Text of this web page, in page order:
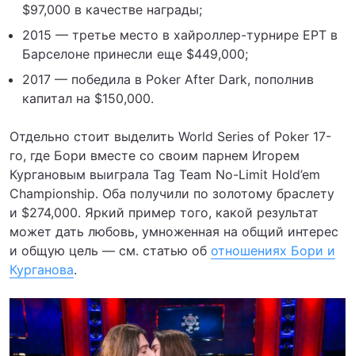
$97,000 в качестве награды;
2015 — третье место в хайроллер-турнире EPT в
Барселоне принесли еще $449,000;
2017 — победила в Poker After Dark, пополнив
капитал на $150,000.
Отдельно стоит выделить World Series of Poker 17-
го, где Бори вместе со своим парнем Игорем
Кургановым выиграла Tag Team No-Limit Hold’em
Championship. Оба получили по золотому браслету
и $274,000. Яркий пример того, какой результат
может дать любовь, умноженная на общий интерес
и общую цель — см. статью об отношениях Бори и
Курганова.